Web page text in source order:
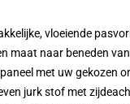
vloeiende
maat naar beneden
met uw gekozen
jurk stof met